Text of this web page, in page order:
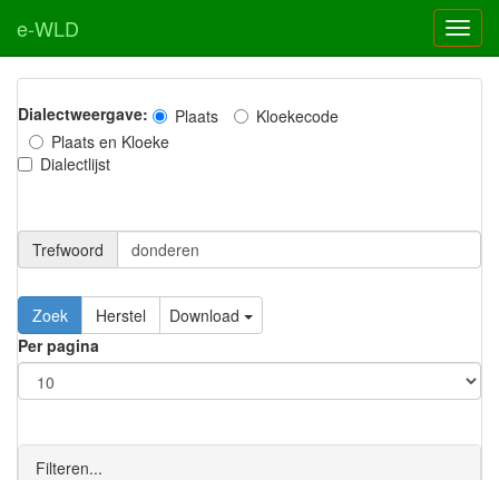
e-WLD
Dialectweergave: Plaats
Kloekecode
Plaats en Kloeke
Dialectlijst
Trefwoord
Download
Per pagina
Filteren...